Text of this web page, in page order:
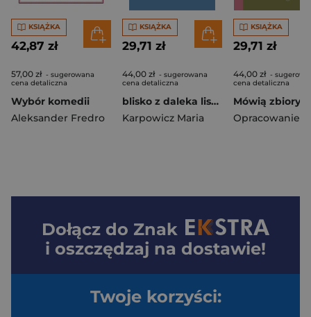
KSIĄŻKA
42,87 zł
57,00 zł - sugerowana
cena detaliczna
Wybór komedii
Aleksander Fredro
KSIĄŻKA
29,71 zł
44,00 zł - sugerowana
cena detaliczna
blisko z daleka listy 1970-2003 M. Karpowicz, T. Karpowicz, A. Falkiewicz, K. Miłobędzka
Karpowicz Maria
KSIĄŻKA
29,71 zł
44,00 zł -
cena detaliczna
Dołącz do Znak
i oszczędzaj na dostawie!
Twoje korzyści: